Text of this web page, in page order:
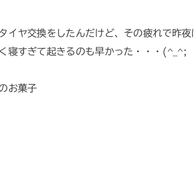
イヤ交換をしたんだけど、その疲れで昨夜
寝すぎて起きるのも早かった・・・(^_^;
お菓子